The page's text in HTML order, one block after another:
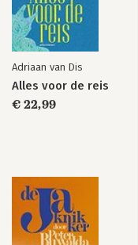
Adriaan van Dis
Alles voor de reis
€ 22,99